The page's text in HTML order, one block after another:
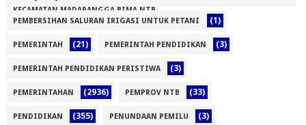
KECAMATAN MADAPANGGA BIMA NTB
(1)PEMBERSIHAN SALURAN IRIGASI UNTUK PETANI (1)
PEMERINTAH (21) PEMERINTAH PENDIDIKAN (3)
PEMERINTAH PENDIDIKAN PERISTIWA (3)
PEMERINTAHAN (2936) PEMPROV NTB (33)
PENDIDIKAN (355) PENUNDAAN PEMILU (3)